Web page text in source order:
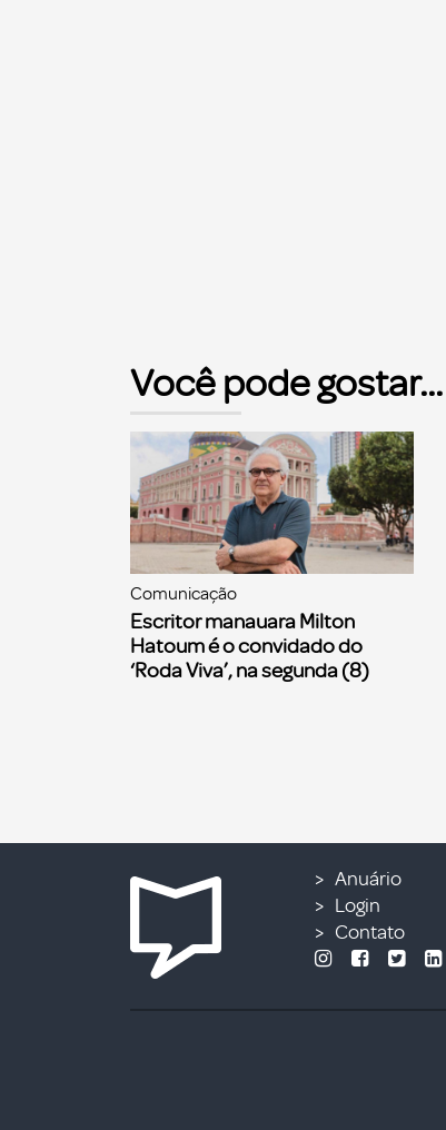
Você pode gostar...
Comunicação
Escritor manauara Milton
Hatoum é o convidado do
‘Roda Viva’, na segunda (8)
Anuário
Login
Contato